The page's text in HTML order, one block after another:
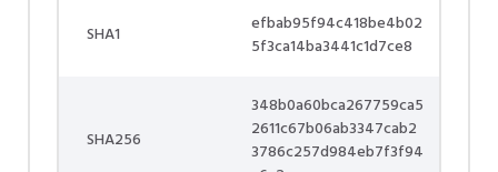
SHA1
efbab95f94c418be4b02
5f3ca14ba3441c1d7ce8
SHA256
348b0a60bca267759ca5
2611c67b06ab3347cab2
3786c257d984eb7f3f94